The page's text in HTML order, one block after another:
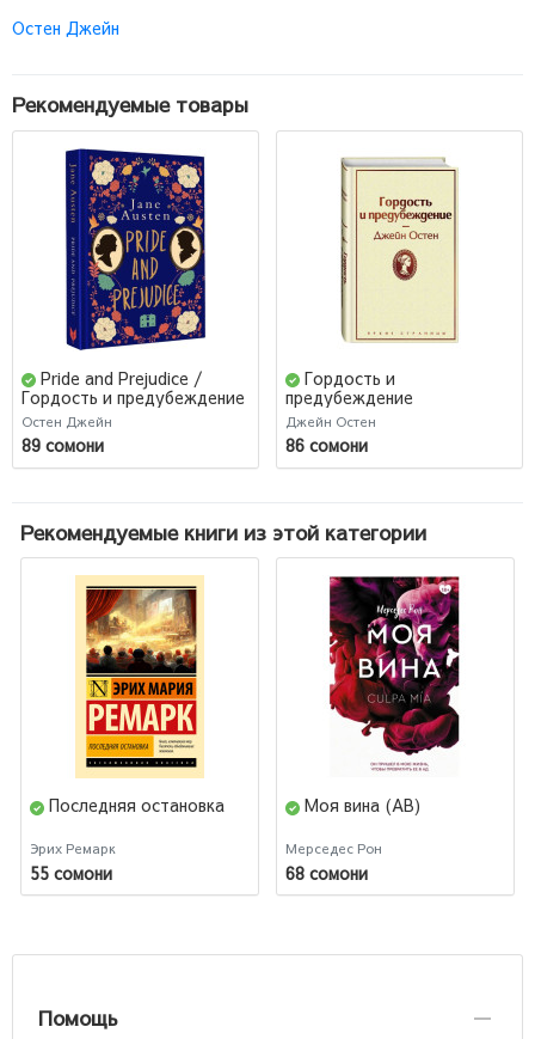
Остен Джейн
Рекомендуемые товары
Pride and Prejudice /
Гордость и предубеждение
Остен Джейн
89 сомони
Гордость и
предубеждение
(Подарочное издание)
Джейн Остен
86 сомони
Рекомендуемые книги из этой категории
Последняя остановка
Эрих Ремарк
55 сомони
Моя вина (AB)
Мерседес Рон
68 сомони
Помощь